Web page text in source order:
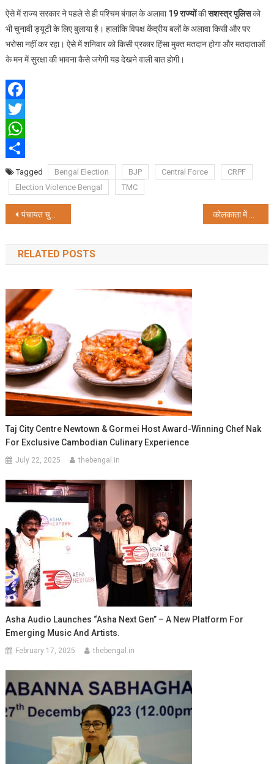
ऐसे में राज्य सरकार ने पहले से ही पश्चिम बंगाल के अलावा19 राज्योंकीसशस्त्र पुलिसको
भी चुनावी ड्यूटी के लिए बुलाया है। हालांकि विपक्ष केंद्रीय बलों के अलावा किसी और पर
भरोसा नहीं कर रहा। ऐसे में शनिवार को किसी प्रकार हिंसा मुक्त मतदान होगा और मतदाताओं
के मन में सुरक्षा की भावना कैसे जगेगी यह देखने वाली बात होगी।
Facebook
Twitter
WhatsApp
ShareTagged Bengal Election BJP Central Force
CRPF
Election Violence Bengal
TMC
Post
navigation
पंचायत चुनाव से पहले बीरभूम में भारी मात्रा में बम बरामद
RELATED POSTS
Taj City Centre Newtown & Gormei Host Award-Winning Chef Nak
For Exclusive Cambodian Culinary Experience
July 22, 2025 thebengal.in
Asha Audio Launches “Asha Next Gen” – A New Platform For
Emerging Music And Artists.
February 17, 2025 thebengal.in